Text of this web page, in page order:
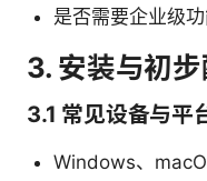
是否需要企业级
3. 安装与初步
3.1 常见设备与平
Windows、